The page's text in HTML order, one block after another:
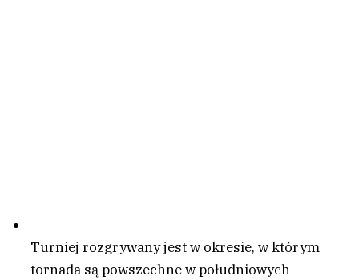
Turniej rozgrywany jest w okresie, w którym
tornada są powszechne w południowych